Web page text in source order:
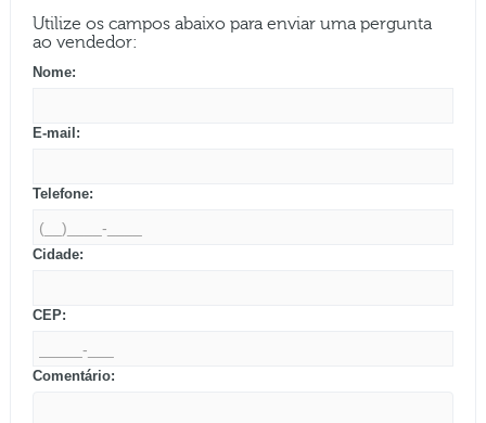
Utilize os campos abaixo para enviar uma pergunta
ao vendedor:
Nome:
E-mail:
Telefone:
Cidade:
CEP:
Comentário: